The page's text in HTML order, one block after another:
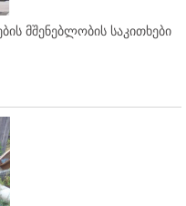
მშენებლობის საკითხები